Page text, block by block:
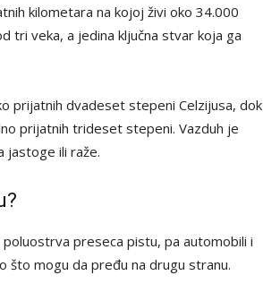
kilometara na kojoj živi oko 34.000
tri veka, a jedina ključna stvar koja ga
prijatnih dvadeset stepeni Celzijusa, dok
prijatnih trideset stepeni. Vazduh je
jastoge ili raže.
preseca pistu, pa automobili i
što mogu da pređu na drugu stranu.